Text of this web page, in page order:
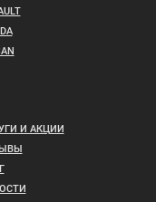
И АКЦИИ